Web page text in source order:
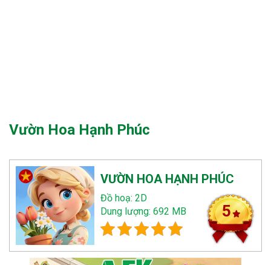
Vườn Hoa Hạnh Phúc
VƯỜN HOA HẠNH PHÚC
Đồ hoạ: 2D
Dung lượng: 692 MB
5